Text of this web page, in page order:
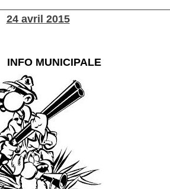
24 avril 2015
INFO MUNICIPALE